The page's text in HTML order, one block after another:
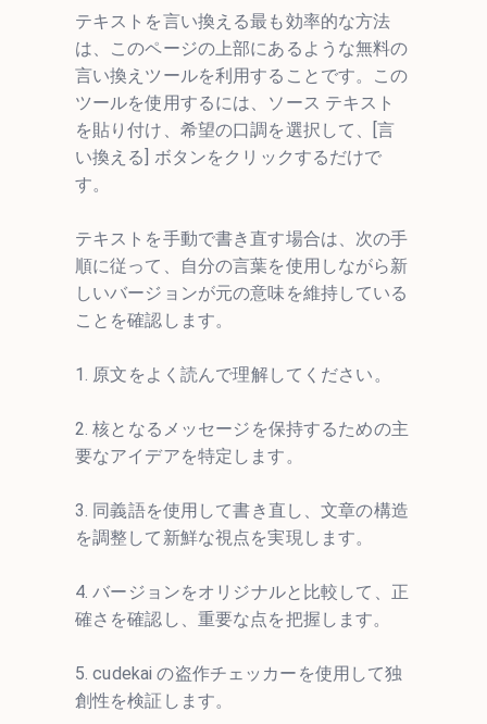
テキストを言い換える最も効率的な方法
は、このページの上部にあるような無料の
言い換えツールを利用することです。この
ツールを使用するには、ソース テキスト
を貼り付け、希望の口調を選択して、[言
い換える] ボタンをクリックするだけで
す。
テキストを手動で書き直す場合は、次の手
順に従って、自分の言葉を使用しながら新
しいバージョンが元の意味を維持している
ことを確認します。
1. 原文をよく読んで理解してください。
2. 核となるメッセージを保持するための主
要なアイデアを特定します。
3. 同義語を使用して書き直し、文章の構造
を調整して新鮮な視点を実現します。
4. バージョンをオリジナルと比較して、正
確さを確認し、重要な点を把握します。
5. cudekai の盗作チェッカーを使用して独
創性を検証します。